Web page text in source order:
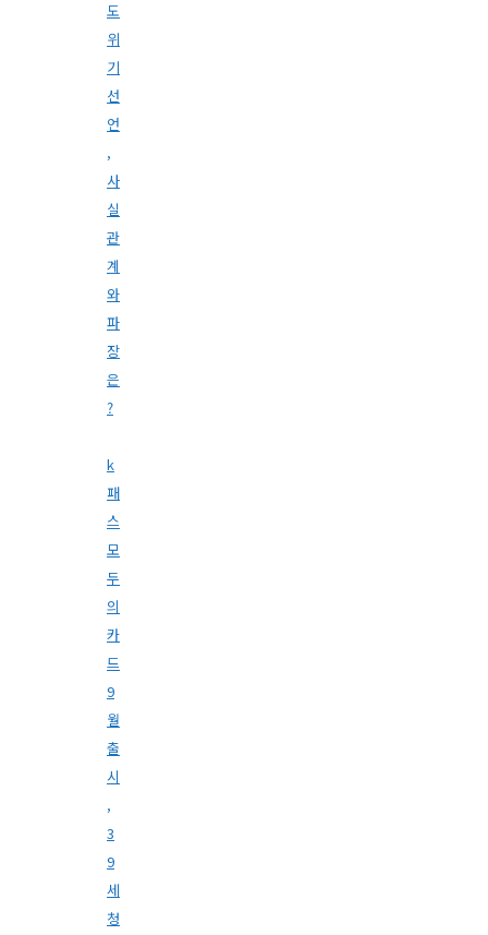
도
위
기
선
언
,
사
실
관
계
와
파
장
은
?
k
패
스
모
두
의
카
드
9
월
출
시
,
3
9
세
청